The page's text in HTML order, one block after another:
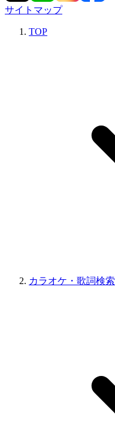
サイトマップ
TOP
カラオケ・歌詞検索